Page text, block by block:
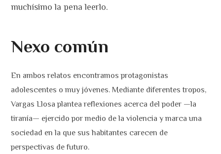
muchísimo la pena leerlo.
Nexo común
En ambos relatos encontramos protagonistas
adolescentes o muy jóvenes. Mediante diferentes tropos,
Vargas Llosa plantea reflexiones acerca del poder —la
tiranía— ejercido por medio de la violencia y marca una
sociedad en la que sus habitantes carecen de
perspectivas de futuro.